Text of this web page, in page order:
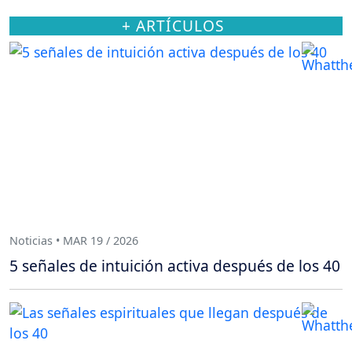
+ ARTÍCULOS
Noticias • MAR 19 / 2026
5 señales de intuición activa después de los 40